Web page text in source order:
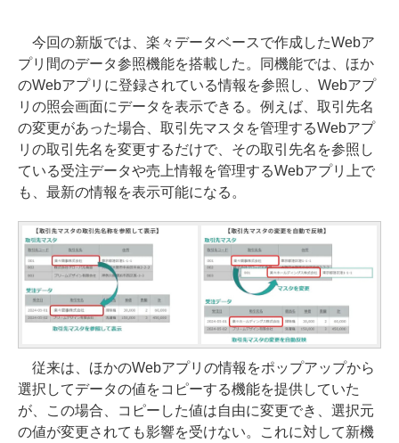
今回の新版では、楽々データベースで作成したWebア
プリ間のデータ参照機能を搭載した。同機能では、ほか
のWebアプリに登録されている情報を参照し、Webアプ
リの照会画面にデータを表示できる。例えば、取引先名
の変更があった場合、取引先マスタを管理するWebアプ
リの取引先名を変更するだけで、その取引先名を参照し
ている受注データや売上情報を管理するWebアプリ上で
も、最新の情報を表示可能になる。
従来は、ほかのWebアプリの情報をポップアップから
選択してデータの値をコピーする機能を提供していた
が、この場合、コピーした値は自由に変更でき、選択元
の値が変更されても影響を受けない。これに対して新機